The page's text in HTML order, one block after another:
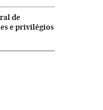
de
e privilégios